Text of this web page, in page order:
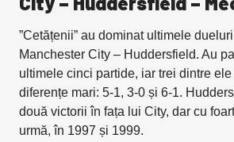
”Cetățenii” au dominat ultimele
Manchester City – Huddersfield. Au
ultimele cinci partide, iar trei dintre
diferențe mari: 5-1, 3-0 și 6-1.
două victorii în fața lui City, dar cu
urmă, în 1997 și 1999.